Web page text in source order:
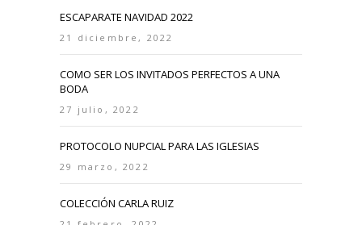
ESCAPARATE NAVIDAD 2022
21 diciembre, 2022
COMO SER LOS INVITADOS PERFECTOS A UNA
BODA
27 julio, 2022
PROTOCOLO NUPCIAL PARA LAS IGLESIAS
29 marzo, 2022
COLECCIÓN CARLA RUIZ